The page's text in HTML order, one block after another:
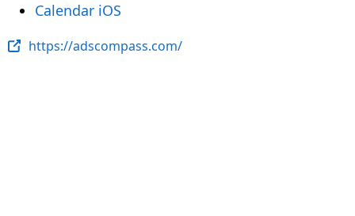
Calendar iOS
https://adscompass.com/